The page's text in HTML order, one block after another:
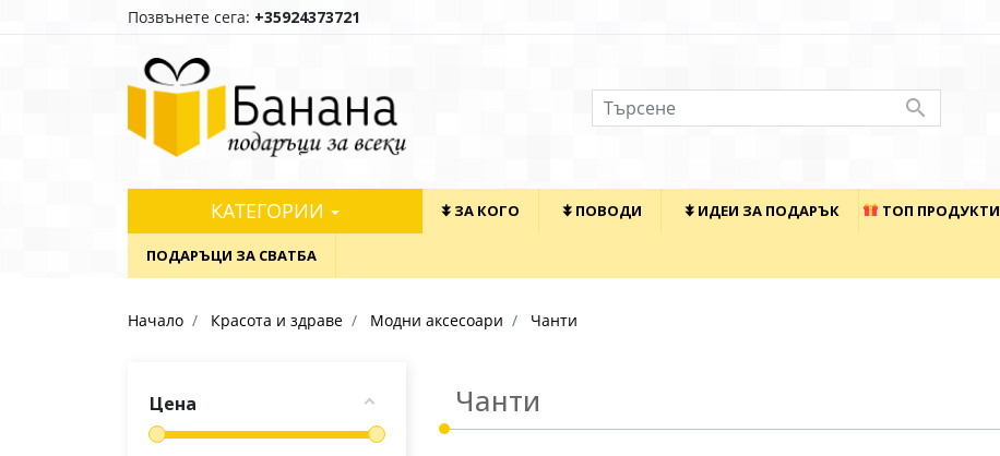
Позвънете сега: +35924373721

КАТЕГОРИИ ⯯ ЗА КОГО ⯯ ПОВОДИ ⯯ ИДЕИ ЗА ПОДАРЪК ТОП ПРОДУКТИ
ПОДАРЪЦИ ЗА СВАТБА
Начало Красота и здраве Модни аксесоари Чанти
Цена Чанти